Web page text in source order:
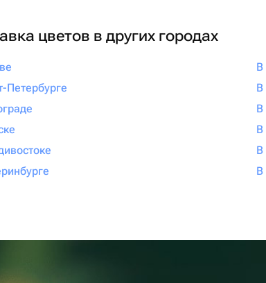
цветов в других городах
Петербурге
В
В
В
В
В
В